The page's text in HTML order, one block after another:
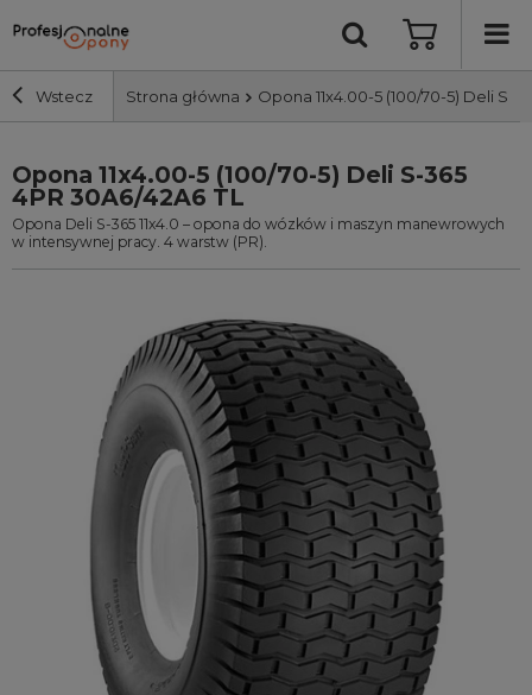
Wstecz Strona główna Opona 11x4.00-5 (100/70-5) Deli S-
Szerokość i profil
Średnica
Wyszukaj
Opona 11x4.00-5 (100/70-5) Deli S-365
4PR 30A6/42A6 TL
Opona Deli S-365 11x4.0 – opona do wózków i maszyn manewrowych
w intensywnej pracy. 4 warstw (PR).